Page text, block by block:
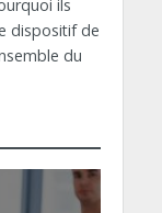
ils
dispositif de
du